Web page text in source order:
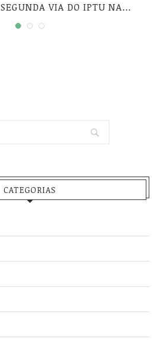
VIA DO IPTU NA...
CATEGORIAS